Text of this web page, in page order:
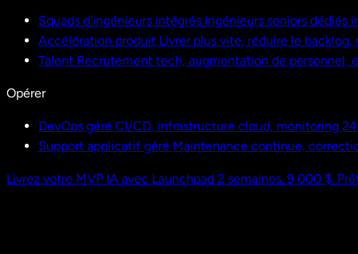
Squads d'ingénieurs intégrés Ingénieurs seniors dédiés
Accélération produit Livrer plus vite, réduire le
Talent Recrutement tech, augmentation de personnel,
Opérer
DevOps géré CI/CD, infrastructure cloud, monitoring
Support applicatif géré Maintenance continue,
Livrez votre MVP IA avec Launchpad 2 semaines. 9 000 $.